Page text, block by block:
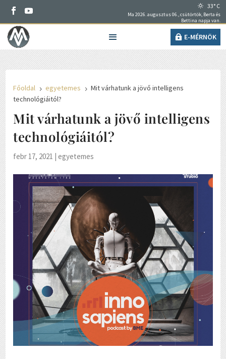
33° C
Ma 2026. augusztus 06., csütörtök, Berta és
Bettina napja van.
E-MÉRNÖK
Főoldal 5 egyetemes 5 Mit várhatunk a jövő intelligens
technológiáitól?
Mit várhatunk a jövő intelligens
technológiáitól?
febr 17, 2021 |egyetemes